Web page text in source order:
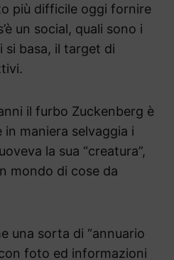
più difficile oggi fornire
un social, quali sono i
si basa, il target di
il furbo Zuckenberg è
maniera selvaggia i
la sua “creatura”,
mondo di cose da
una sorta di “annuario
foto ed informazioni